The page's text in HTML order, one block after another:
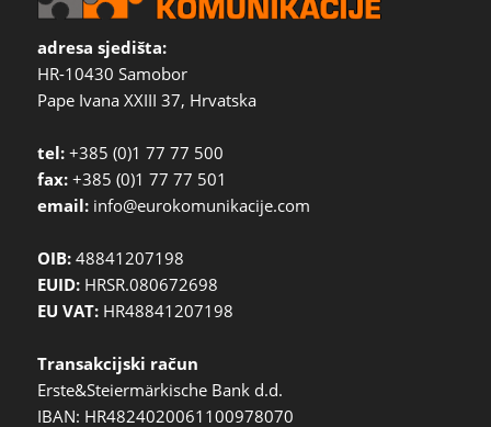
adresa sjedišta:
HR-10430 Samobor
Pape Ivana XXIII 37, Hrvatska
tel:+385 (0)1 77 77 500
fax:+385 (0)1 77 77 501
email:info@eurokomunikacije.com
OIB:48841207198
EUID:HRSR.080672698
EU VAT:HR48841207198
Transakcijski račun
Erste&Steiermärkische Bank d.d.
IBAN: HR4824020061100978070